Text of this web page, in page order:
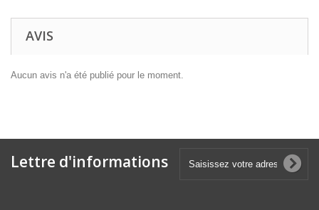
AVIS
Aucun avis n'a été publié pour le moment.
Lettre d'informations